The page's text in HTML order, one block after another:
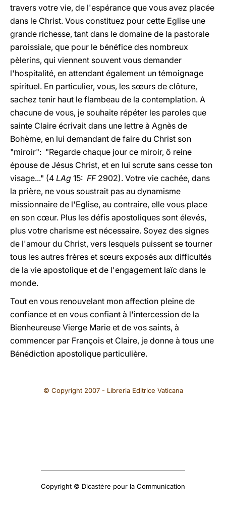
travers votre vie, de l'espérance que vous avez placée
dans le Christ. Vous constituez pour cette Eglise une
grande richesse, tant dans le domaine de la pastorale
paroissiale, que pour le bénéfice des nombreux
pèlerins, qui viennent souvent vous demander
l'hospitalité, en attendant également un témoignage
spirituel. En particulier, vous, les sœurs de clôture,
sachez tenir haut le flambeau de la contemplation. A
chacune de vous, je souhaite répéter les paroles que
sainte Claire écrivait dans une lettre à Agnès de
Bohème, en lui demandant de faire du Christ son
"miroir": "Regarde chaque jour ce miroir, ô reine
épouse de Jésus Christ, et en lui scrute sans cesse ton
visage..." (4 LAg 15: FF2902). Votre vie cachée, dans
la prière, ne vous soustrait pas au dynamisme
missionnaire de l'Eglise, au contraire, elle vous place
en son cœur. Plus les défis apostoliques sont élevés,
plus votre charisme est nécessaire. Soyez des signes
de l'amour du Christ, vers lesquels puissent se tourner
tous les autres frères et sœurs exposés aux difficultés
de la vie apostolique et de l'engagement laïc dans le
monde.
Tout en vous renouvelant mon affection pleine de
confiance et en vous confiant à l'intercession de la
Bienheureuse Vierge Marie et de vos saints, à
commencer par François et Claire, je donne à tous une
Bénédiction apostolique particulière.
© Copyright 2007 - Libreria Editrice Vaticana
Copyright © Dicastère pour la Communication